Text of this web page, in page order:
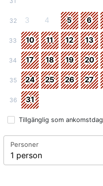
32 3 4 5 6
33 10 11 12 13
34 17 18 19 20
35 24 25 26 27
36 31
Tillgänglig som ankomstdag
Personer
1 person